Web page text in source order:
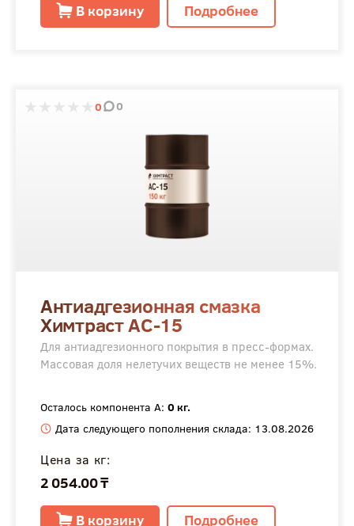
В корзину
Подробнее
0 0
Антиадгезионная смазка
Химтраст АС-15
Для антиадгезионного покрытия в пресс-формах.
Массовая доля нелетучих веществ не менее 15%.
Осталось компонента А: 0 кг.
Дата следующего пополнения склада: 13.08.2026
Цена за кг:
2 054.00 ₸
В корзину
Подробнее